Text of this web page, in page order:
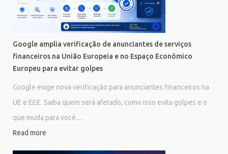
Google amplia verificação de anunciantes de serviços
financeiros na União Europeia e no Espaço Econômico
Europeu para evitar golpes
Google exige nova verificação para anunciantes financeiros na
UE e EEE. Saiba quem será afetado, como isso evita golpes e o
que muda para você....
Read more